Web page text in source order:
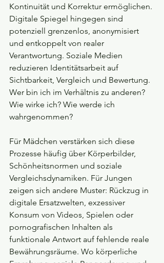
Kontinuität und Korrektur ermöglichen.
Digitale Spiegel hingegen sind
potenziell grenzenlos, anonymisiert
und entkoppelt von realer
Verantwortung. Soziale Medien
reduzieren Identitätsarbeit auf
Sichtbarkeit, Vergleich und Bewertung.
Wer bin ich im Verhältnis zu anderen?
Wie wirke ich? Wie werde ich
wahrgenommen?
Für Mädchen verstärken sich diese
Prozesse häufig über Körperbilder,
Schönheitsnormen und soziale
Vergleichsdynamiken. Für Jungen
zeigen sich andere Muster: Rückzug in
digitale Ersatzwelten, exzessiver
Konsum von Videos, Spielen oder
pornografischen Inhalten als
funktionale Antwort auf fehlende reale
Bewährungsräume. Wo körperliche